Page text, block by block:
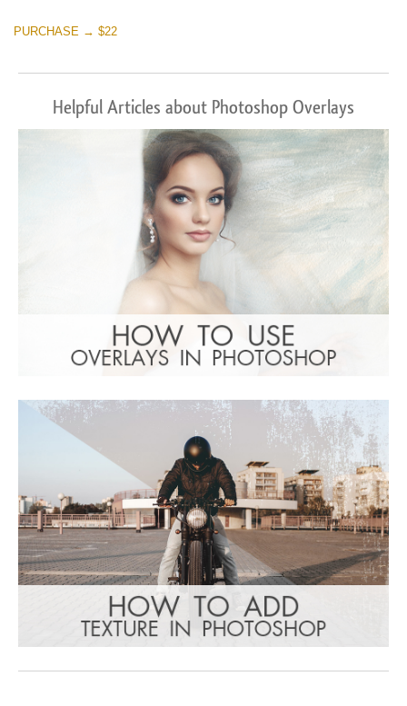
PURCHASE → $22
Helpful Articles about Photoshop Overlays